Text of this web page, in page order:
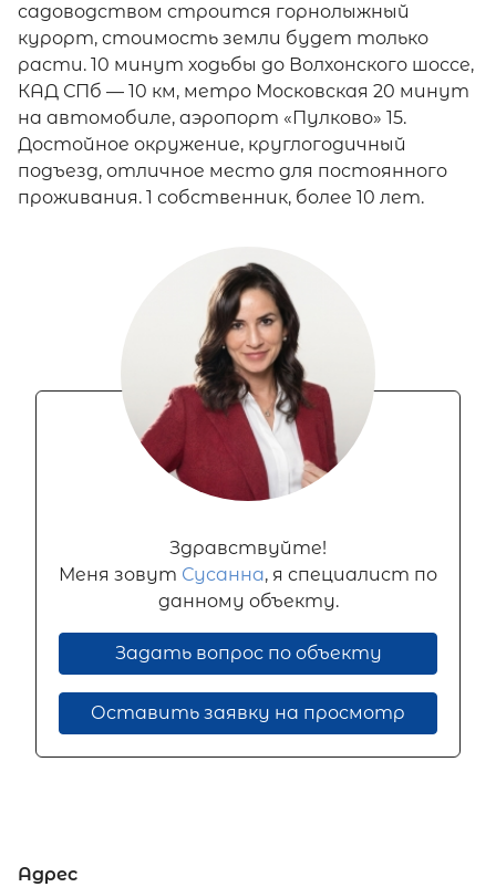
садоводством строится горнолыжный
курорт, стоимость земли будет только
расти. 10 минут ходьбы до Волхонского шоссе,
КАД СПб — 10 км, метро Московская 20 минут
на автомобиле, аэропорт «Пулково» 15.
Достойное окружение, круглогодичный
подъезд, отличное место для постоянного
проживания. 1 собственник, более 10 лет.
Здравствуйте!
Меня зовут Сусанна, я специалист по
данному объекту.
Задать вопрос по объекту
Оставить заявку на просмотр
Адрес